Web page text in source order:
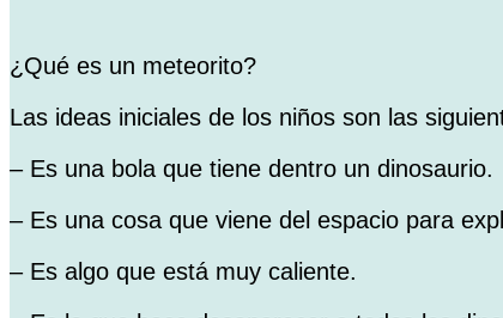
¿Qué es un meteorito?
Las ideas iniciales de los niños son las
– Es una bola que tiene dentro un dinosaurio.
– Es una cosa que viene del espacio para
– Es algo que está muy caliente.